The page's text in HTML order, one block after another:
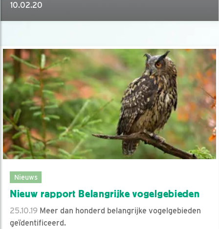
10.02.20
Nieuws
Nieuw rapport Belangrijke vogelgebieden
25.10.19 Meer dan honderd belangrijke vogelgebieden
geïdentificeerd.